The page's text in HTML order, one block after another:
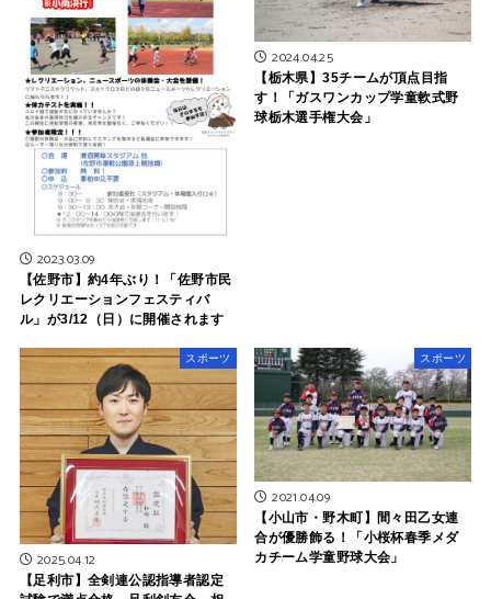
2023.03.09
【佐野市】約4年ぶり！「佐野市民
レクリエーションフェスティバ
ル」が3/12（日）に開催されます
2024.04.25
【栃木県】35チームが頂点目指
す！「ガスワンカップ学童軟式野
球栃木選手権大会」
スポーツ
2025.04.12
【足利市】全剣連公認指導者認定
スポーツ
2021.04.09
【小山市・野木町】間々田乙女連
合が優勝飾る！「小桜杯春季メダ
カチーム学童野球大会」